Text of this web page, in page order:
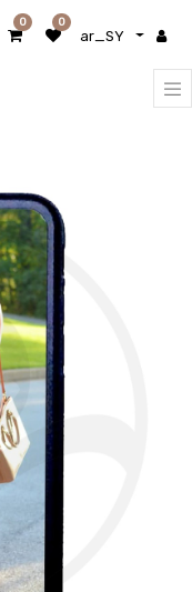
ar_SY
0 0